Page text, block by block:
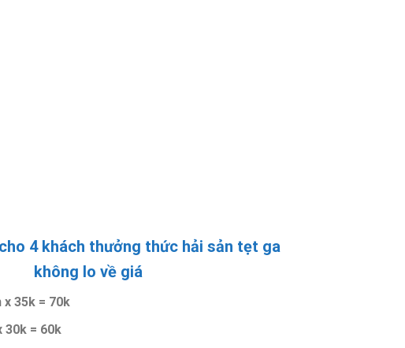
4 khách thưởng thức hải sản tẹt ga
không lo về giá
x 35k = 70k
30k = 60k